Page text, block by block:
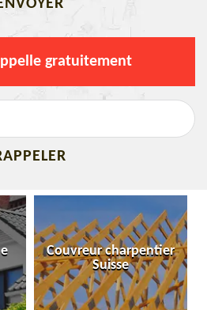
gratuitement
Couvreur charpentier
Suisse